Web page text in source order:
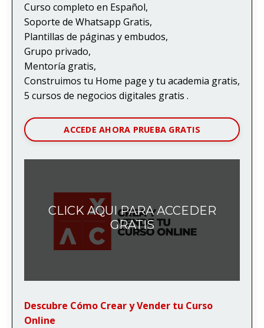
Curso completo en Español,
Soporte de Whatsapp Gratis,
Plantillas de páginas y embudos,
Grupo privado,
Mentoría gratis,
Construimos tu Home page y tu academia gratis,
5 cursos de negocios digitales gratis .
ACCEDE AHORA PRUEBA GRATIS
CLICK AQUI PARA ACCEDER
GRATIS
Descubre Cómo Crear y Vender tu Curso
Online